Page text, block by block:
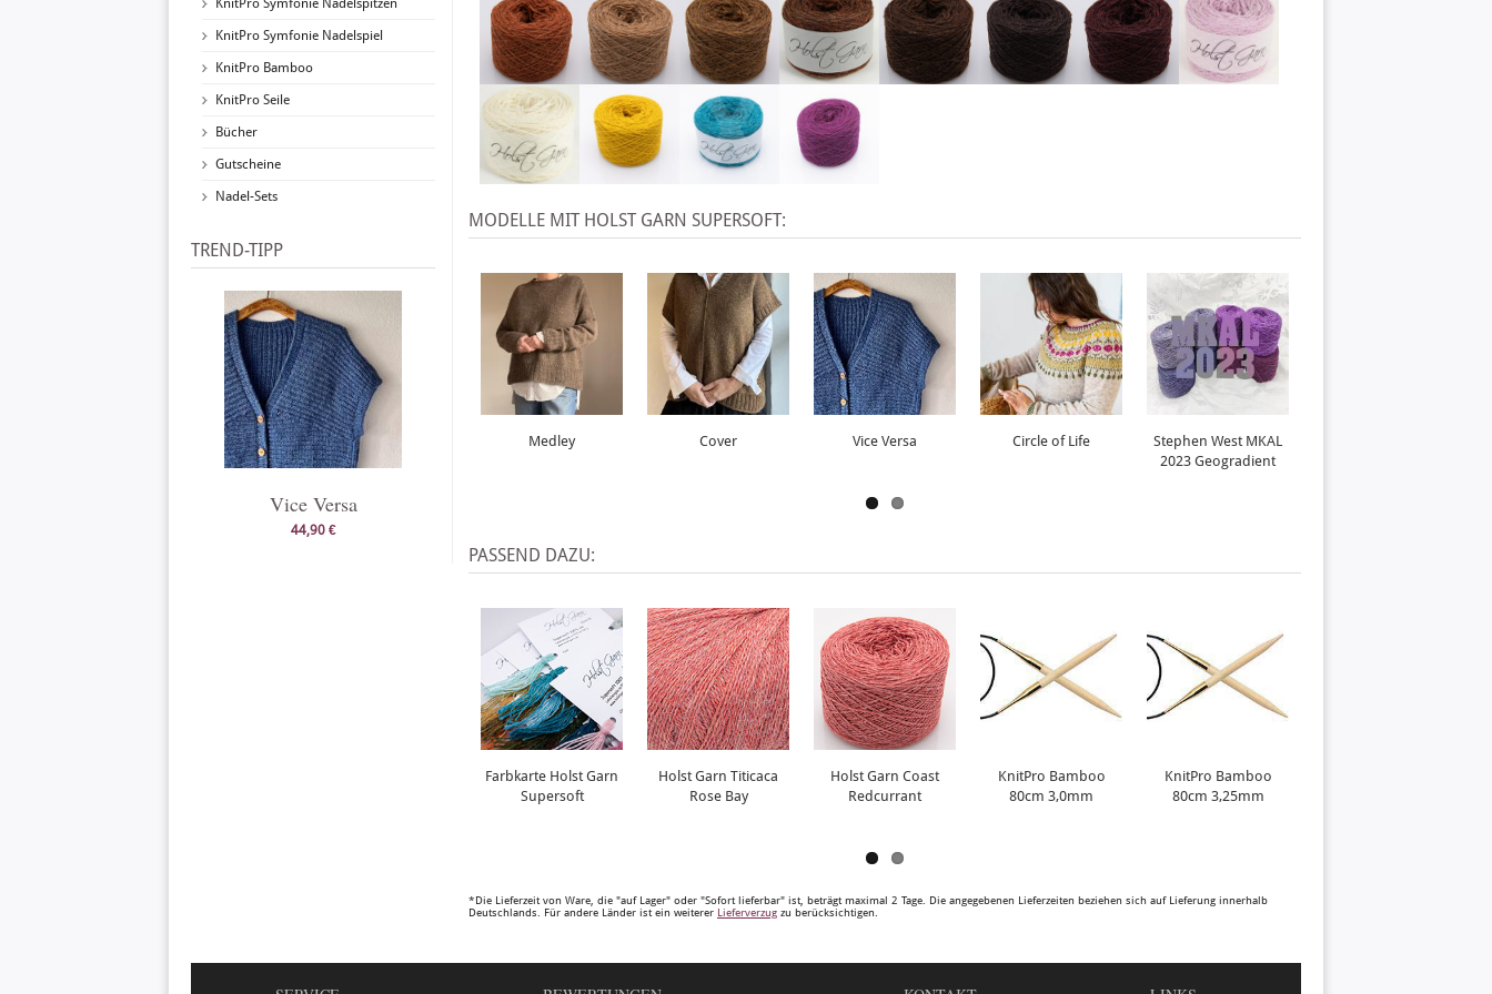
KnitPro Symfonie Nadelspitzen
KnitPro Symfonie Nadelspiel
KnitPro Bamboo
KnitPro Seile
Bücher
Gutscheine
Nadel-Sets
TREND-TIPP
Vice Versa
44,90 €
X
MODELLE MIT HOLST GARN SUPERSOFT:
Medley Cover Vice Versa Circle of Life
Stephen West MKAL
2023 Geogradient
PASSEND DAZU:
Farbkarte Holst Garn
Supersoft
Holst Garn Titicaca
Rose Bay
Holst Garn Coast
Redcurrant
KnitPro Bamboo
80cm 3,0mm
KnitPro Bamboo
80cm 3,25mm
*Die Lieferzeit von Ware, die "auf Lager" oder "Sofort lieferbar" ist, beträgt maximal 2 Tage. Die angegebenen Lieferzeiten beziehen sich auf Lieferung innerhalb
Deutschlands. Für andere Länder ist ein weiterer Lieferverzug zu berücksichtigen.